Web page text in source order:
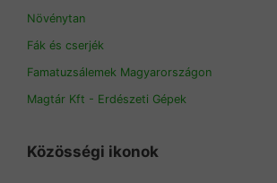
Növénytan
Fák és cserjék
Famatuzsálemek Magyarországon
Magtár Kft - Erdészeti Gépek
Közösségi ikonok